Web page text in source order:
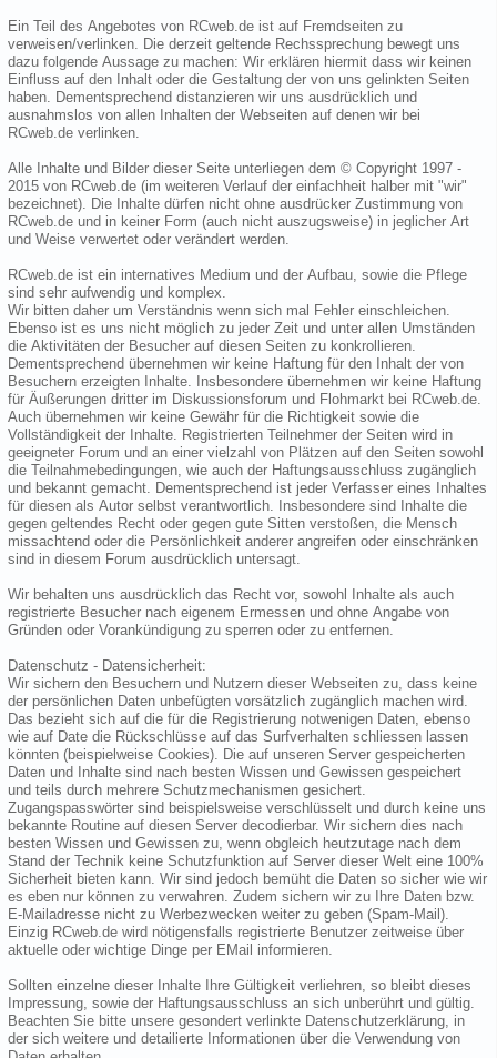
Ein Teil des Angebotes von RCweb.de ist auf Fremdseiten zu
verweisen/verlinken. Die derzeit geltende Rechssprechung bewegt uns
dazu folgende Aussage zu machen: Wir erklären hiermit dass wir keinen
Einfluss auf den Inhalt oder die Gestaltung der von uns gelinkten Seiten
haben. Dementsprechend distanzieren wir uns ausdrücklich und
ausnahmslos von allen Inhalten der Webseiten auf denen wir bei
RCweb.de verlinken.
Alle Inhalte und Bilder dieser Seite unterliegen dem © Copyright 1997 -
2015 von RCweb.de (im weiteren Verlauf der einfachheit halber mit "wir"
bezeichnet). Die Inhalte dürfen nicht ohne ausdrücker Zustimmung von
RCweb.de und in keiner Form (auch nicht auszugsweise) in jeglicher Art
und Weise verwertet oder verändert werden.
RCweb.de ist ein internatives Medium und der Aufbau, sowie die Pflege
sind sehr aufwendig und komplex.
Wir bitten daher um Verständnis wenn sich mal Fehler einschleichen.
Ebenso ist es uns nicht möglich zu jeder Zeit und unter allen Umständen
die Aktivitäten der Besucher auf diesen Seiten zu konkrollieren.
Dementsprechend übernehmen wir keine Haftung für den Inhalt der von
Besuchern erzeigten Inhalte. Insbesondere übernehmen wir keine Haftung
für Äußerungen dritter im Diskussionsforum und Flohmarkt bei RCweb.de.
Auch übernehmen wir keine Gewähr für die Richtigkeit sowie die
Vollständigkeit der Inhalte. Registrierten Teilnehmer der Seiten wird in
geeigneter Forum und an einer vielzahl von Plätzen auf den Seiten sowohl
die Teilnahmebedingungen, wie auch der Haftungsausschluss zugänglich
und bekannt gemacht. Dementsprechend ist jeder Verfasser eines Inhaltes
für diesen als Autor selbst verantwortlich. Insbesondere sind Inhalte die
gegen geltendes Recht oder gegen gute Sitten verstoßen, die Mensch
missachtend oder die Persönlichkeit anderer angreifen oder einschränken
sind in diesem Forum ausdrücklich untersagt.
Wir behalten uns ausdrücklich das Recht vor, sowohl Inhalte als auch
registrierte Besucher nach eigenem Ermessen und ohne Angabe von
Gründen oder Vorankündigung zu sperren oder zu entfernen.
Datenschutz - Datensicherheit:
Wir sichern den Besuchern und Nutzern dieser Webseiten zu, dass keine
der persönlichen Daten unbefügten vorsätzlich zugänglich machen wird.
Das bezieht sich auf die für die Registrierung notwenigen Daten, ebenso
wie auf Date die Rückschlüsse auf das Surfverhalten schliessen lassen
könnten (beispielweise Cookies). Die auf unseren Server gespeicherten
Daten und Inhalte sind nach besten Wissen und Gewissen gespeichert
und teils durch mehrere Schutzmechanismen gesichert.
Zugangspasswörter sind beispielsweise verschlüsselt und durch keine uns
bekannte Routine auf diesen Server decodierbar. Wir sichern dies nach
besten Wissen und Gewissen zu, wenn obgleich heutzutage nach dem
Stand der Technik keine Schutzfunktion auf Server dieser Welt eine 100%
Sicherheit bieten kann. Wir sind jedoch bemüht die Daten so sicher wie wir
es eben nur können zu verwahren. Zudem sichern wir zu Ihre Daten bzw.
E-Mailadresse nicht zu Werbezwecken weiter zu geben (Spam-Mail).
Einzig RCweb.de wird nötigensfalls registrierte Benutzer zeitweise über
aktuelle oder wichtige Dinge per EMail informieren.
Sollten einzelne dieser Inhalte Ihre Gültigkeit verliehren, so bleibt dieses
Impressung, sowie der Haftungsausschluss an sich unberührt und gültig.
Beachten Sie bitte unsere gesondert verlinkte Datenschutzerklärung, in
der sich weitere und detailierte Informationen über die Verwendung von